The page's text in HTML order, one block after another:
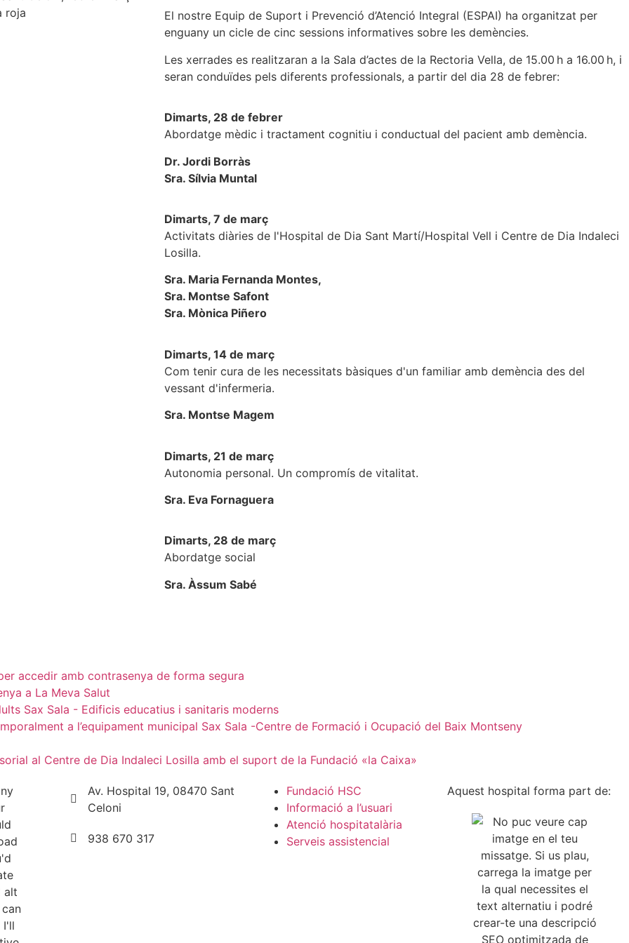
El nostre Equip de Suport i Prevenció d’Atenció Integral (ESPAI) ha organitzat per
enguany un cicle de cinc sessions informatives sobre les demències.
Les xerrades es realitzaran a la Sala d’actes de la Rectoria Vella, de 15.00 h a 16.00 h, i
seran conduïdes pels diferents professionals, a partir del dia 28 de febrer:
Dimarts, 28 de febrer
Abordatge mèdic i tractament cognitiu i conductual del pacient amb demència.
Dr. Jordi Borràs
Sra. Sílvia Muntal
Dimarts, 7 de març
Activitats diàries de l'Hospital de Dia Sant Martí/Hospital Vell i Centre de Dia Indaleci
Losilla.
Sra. Maria Fernanda Montes,
Sra. Montse Safont
Sra. Mònica Piñero
Dimarts, 14 de març
Com tenir cura de les necessitats bàsiques d'un familiar amb demència des del
vessant d'infermeria.
Sra. Montse Magem
Dimarts, 21 de març
Autonomia personal. Un compromís de vitalitat.
Sra. Eva Fornaguera
Dimarts, 28 de març
Abordatge social
Sra. Àssum Sabé
a La Meva Salut
a l’equipament municipal Sax Sala -Centre de Formació i Ocupació del Baix Montseny
al Centre de Dia Indaleci Losilla amb el suport de la Fundació «la Caixa»
Av. Hospital 19, 08470 Sant
Celoni
938 670 317
Fundació HSC
Informació a l’usuari
Atenció hospitatalària
Serveis assistencial
Aquest hospital forma part de: